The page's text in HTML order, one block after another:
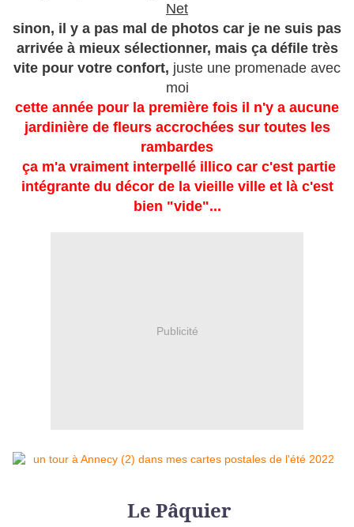
Net
sinon, il y a pas mal de photos car je ne suis pas
arrivée à mieux sélectionner, mais ça défile très
vite pour votre confort, juste une promenade avec
moi
cette année pour la première fois il n'y a aucune
jardinière de fleurs accrochées sur toutes les
rambardes
ça m'a vraiment interpellé illico car c'est partie
intégrante du décor de la vieille ville et là c'est
bien "vide"...
Publicité
Le Pâquier